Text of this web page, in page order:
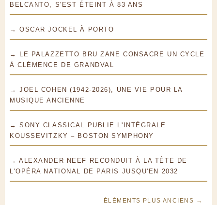
BELCANTO, S'EST ÉTEINT À 83 ANS
→ OSCAR JOCKEL À PORTO
→ LE PALAZZETTO BRU ZANE CONSACRE UN CYCLE
À CLÉMENCE DE GRANDVAL
→ JOEL COHEN (1942-2026), UNE VIE POUR LA
MUSIQUE ANCIENNE
→ SONY CLASSICAL PUBLIE L'INTÉGRALE
KOUSSEVITZKY – BOSTON SYMPHONY
→ ALEXANDER NEEF RECONDUIT À LA TÊTE DE
L'OPÉRA NATIONAL DE PARIS JUSQU'EN 2032
ÉLÉMENTS PLUS ANCIENS →